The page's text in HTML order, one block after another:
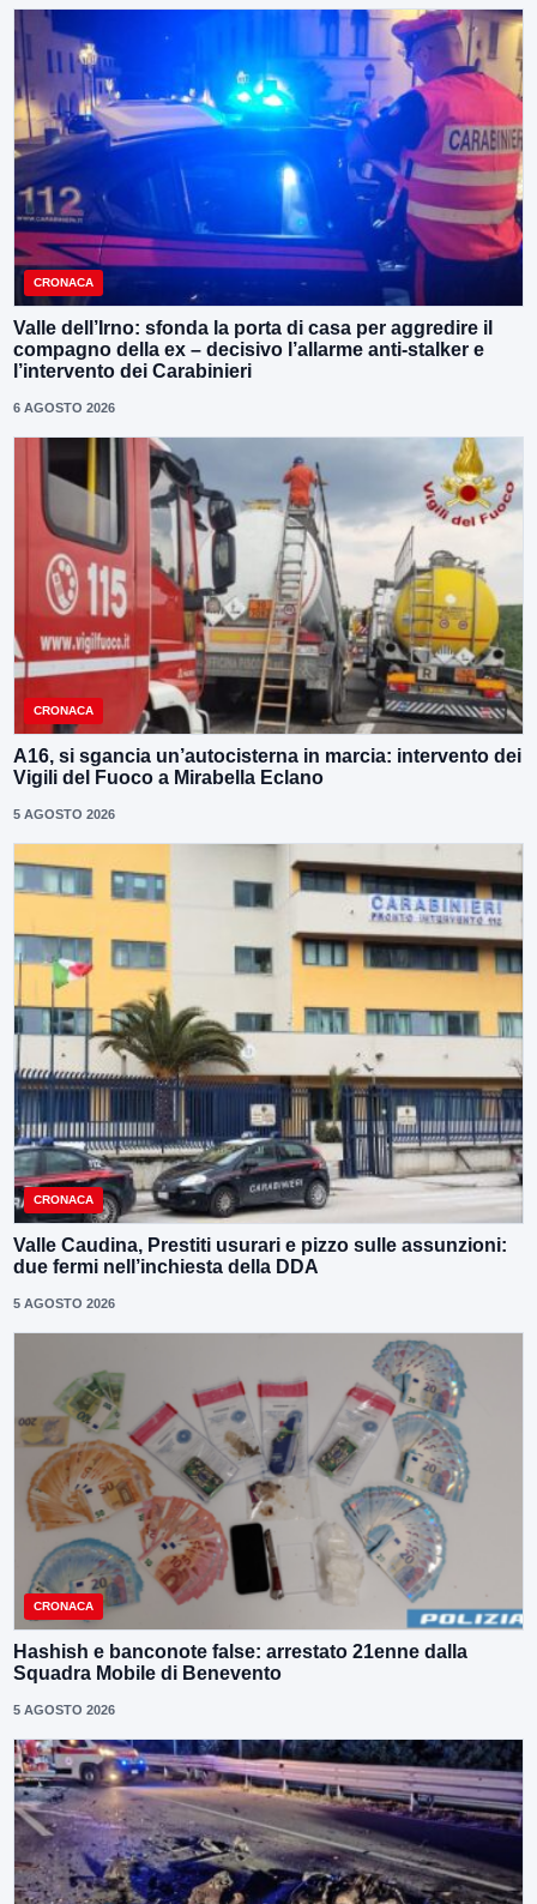
CRONACA
Valle dell’Irno: sfonda la porta di casa per aggredire il
compagno della ex – decisivo l’allarme anti-stalker e
l’intervento dei Carabinieri
6 AGOSTO 2026
CRONACA
A16, si sgancia un’autocisterna in marcia: intervento dei
Vigili del Fuoco a Mirabella Eclano
5 AGOSTO 2026
CRONACA
Valle Caudina, Prestiti usurari e pizzo sulle assunzioni:
due fermi nell’inchiesta della DDA
5 AGOSTO 2026
CRONACA
Hashish e banconote false: arrestato 21enne dalla
Squadra Mobile di Benevento
5 AGOSTO 2026